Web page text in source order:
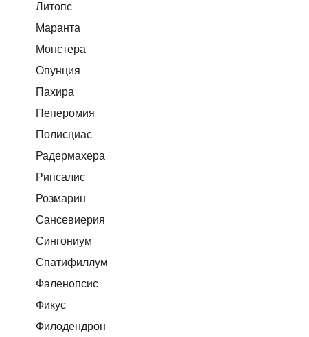
Литопс
Маранта
Монстера
Опунция
Пахира
Пеперомия
Полисциас
Радермахера
Рипсалис
Розмарин
Сансевиерия
Сингониум
Спатифиллум
Фаленопсис
Фикус
Филодендрон